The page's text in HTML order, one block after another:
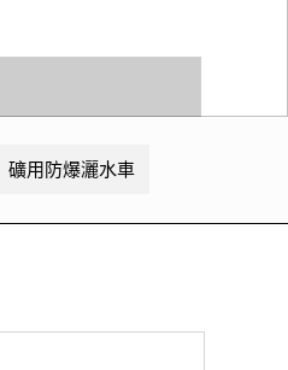
礦用防爆灑水車